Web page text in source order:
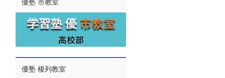
優塾 市教室
優塾 榎列教室